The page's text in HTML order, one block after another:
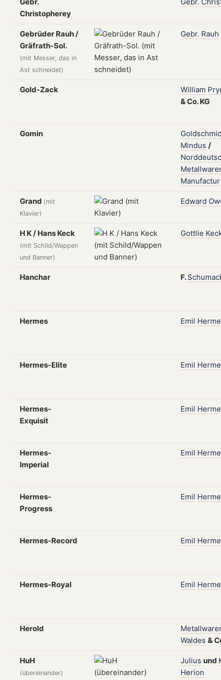
Christopherey
Gebrüder Rauh /
Gräfrath-Sol.
(mit Messer, das in
Ast schneidet)
Gebr. Rauh
Gold-Zack William
&Co.KG
Gomin
Mindus /
Manufactur
Grand (mit
Klavier)
Edward
H K / Hans Keck
(mit Schild/Wappen
und Banner)
Gottlie
Hanchar F.
Hermes Emil
Hermes-Elite Emil
Hermes-
Exquisit
Emil
Hermes-
Imperial
Emil
Hermes-
Progress
Emil
Hermes-Record Emil
Hermes-Royal Emil
Herold
Waldes &
HuH
(übereinander)
Julius und
Herion